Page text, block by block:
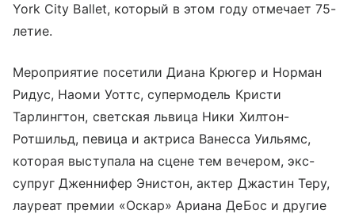
York City Ballet, который в этом году отмечает 75-
летие.
Мероприятие посетили Диана Крюгер и Норман
Ридус, Наоми Уоттс, супермодель Кристи
Тарлингтон, светская львица Ники Хилтон-
Ротшильд, певица и актриса Ванесса Уильямс,
которая выступала на сцене тем вечером, экс-
супруг Дженнифер Энистон, актер Джастин Теру,
лауреат премии «Оскар» Ариана ДеБос и другие